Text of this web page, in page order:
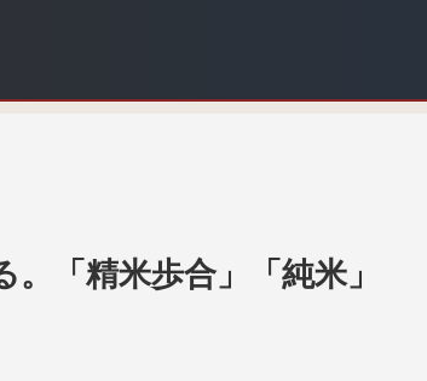
「精米歩合」「純米」